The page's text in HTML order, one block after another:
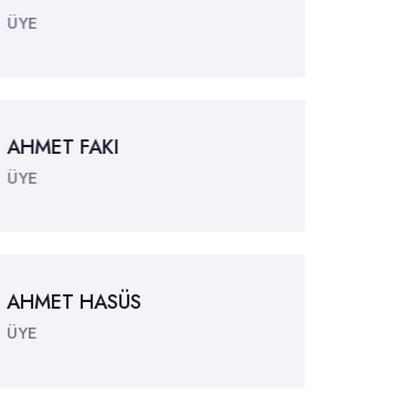
ÜYE
AHMET FAKI
ÜYE
AHMET HASÜS
ÜYE